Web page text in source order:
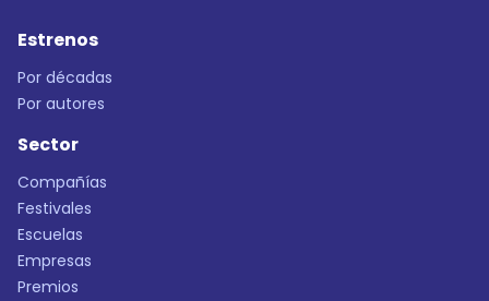
Estrenos
Por décadas
Por autores
Sector
Compañías
Festivales
Escuelas
Empresas
Premios